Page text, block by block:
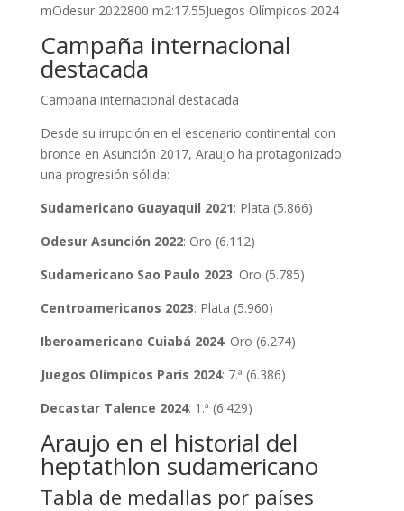
mOdesur 2022800 m2:17.55Juegos Olímpicos 2024
Campaña internacional
destacada
Campaña internacional destacada
Desde su irrupción en el escenario continental con
bronce en Asunción 2017, Araujo ha protagonizado
una progresión sólida:
Sudamericano Guayaquil 2021: Plata (5.866)
Odesur Asunción 2022: Oro (6.112)
Sudamericano Sao Paulo 2023: Oro (5.785)
Centroamericanos 2023: Plata (5.960)
Iberoamericano Cuiabá 2024: Oro (6.274)
Juegos Olímpicos París 2024: 7.ª (6.386)
Decastar Talence 2024: 1.ª (6.429)
Araujo en el historial del
heptathlon sudamericano
Tabla de medallas por países